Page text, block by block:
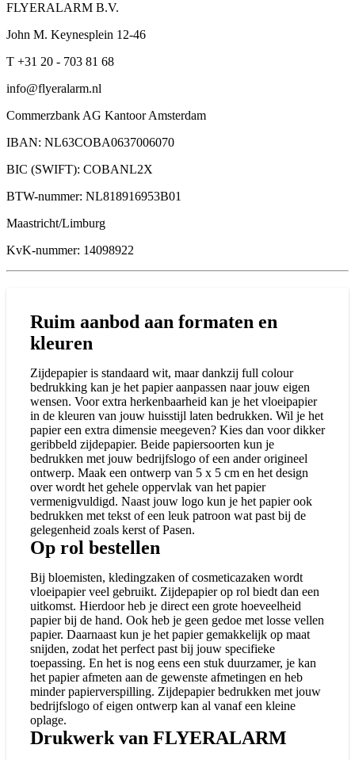
FLYERALARM B.V.
John M. Keynesplein 12-46
T +31 20 - 703 81 68
info@flyeralarm.nl
Commerzbank AG Kantoor Amsterdam
IBAN: NL63COBA0637006070
BIC (SWIFT): COBANL2X
BTW-nummer: NL818916953B01
Maastricht/Limburg
KvK-nummer: 14098922
Ruim aanbod aan formaten en
kleuren
Zijdepapier is standaard wit, maar dankzij full colour
bedrukking kan je het papier aanpassen naar jouw eigen
wensen. Voor extra herkenbaarheid kan je het vloeipapier
in de kleuren van jouw huisstijl laten bedrukken. Wil je het
papier een extra dimensie meegeven? Kies dan voor dikker
geribbeld zijdepapier. Beide papiersoorten kun je
bedrukken met jouw bedrijfslogo of een ander origineel
ontwerp. Maak een ontwerp van 5 x 5 cm en het design
over wordt het gehele oppervlak van het papier
vermenigvuldigd. Naast jouw logo kun je het papier ook
bedrukken met tekst of een leuk patroon wat past bij de
gelegenheid zoals kerst of Pasen.
Op rol bestellen
Bij bloemisten, kledingzaken of cosmeticazaken wordt
vloeipapier veel gebruikt. Zijdepapier op rol biedt dan een
uitkomst. Hierdoor heb je direct een grote hoeveelheid
papier bij de hand. Ook heb je geen gedoe met losse vellen
papier. Daarnaast kun je het papier gemakkelijk op maat
snijden, zodat het perfect past bij jouw specifieke
toepassing. En het is nog eens een stuk duurzamer, je kan
het papier afmeten aan de gewenste afmetingen en heb
minder papierverspilling. Zijdepapier bedrukken met jouw
bedrijfslogo of eigen ontwerp kan al vanaf een kleine
oplage.
Drukwerk van FLYERALARM